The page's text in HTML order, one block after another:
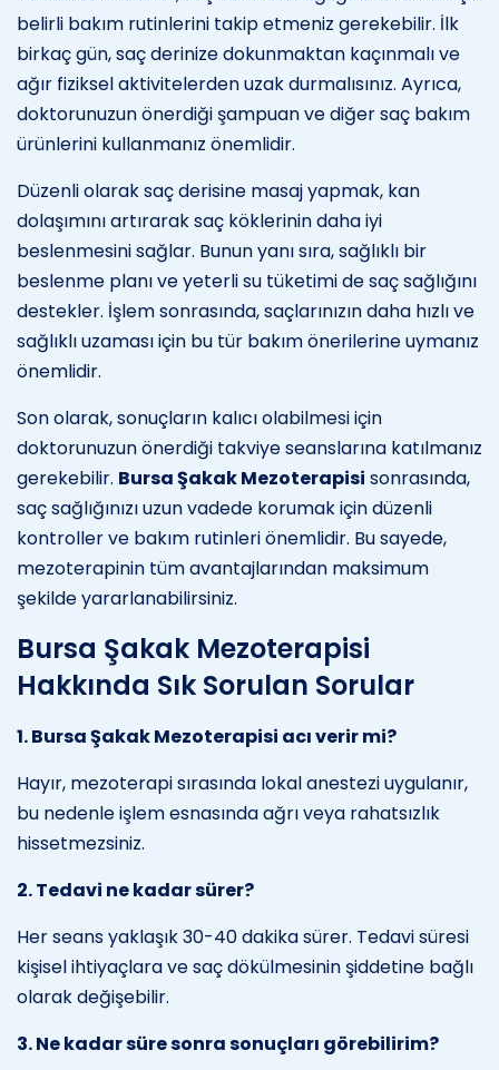
belirli bakım rutinlerini takip etmeniz gerekebilir. İlk
birkaç gün, saç derinize dokunmaktan kaçınmalı ve
ağır fiziksel aktivitelerden uzak durmalısınız. Ayrıca,
doktorunuzun önerdiği şampuan ve diğer saç bakım
ürünlerini kullanmanız önemlidir.
Düzenli olarak saç derisine masaj yapmak, kan
dolaşımını artırarak saç köklerinin daha iyi
beslenmesini sağlar. Bunun yanı sıra, sağlıklı bir
beslenme planı ve yeterli su tüketimi de saç sağlığını
destekler. İşlem sonrasında, saçlarınızın daha hızlı ve
sağlıklı uzaması için bu tür bakım önerilerine uymanız
önemlidir.
Son olarak, sonuçların kalıcı olabilmesi için
doktorunuzun önerdiği takviye seanslarına katılmanız
gerekebilir. Bursa Şakak Mezoterapisi sonrasında,
saç sağlığınızı uzun vadede korumak için düzenli
kontroller ve bakım rutinleri önemlidir. Bu sayede,
mezoterapinin tüm avantajlarından maksimum
şekilde yararlanabilirsiniz.
Bursa Şakak Mezoterapisi
Hakkında Sık Sorulan Sorular
1. Bursa Şakak Mezoterapisi acı verir mi?
Hayır, mezoterapi sırasında lokal anestezi uygulanır,
bu nedenle işlem esnasında ağrı veya rahatsızlık
hissetmezsiniz.
2. Tedavi ne kadar sürer?
Her seans yaklaşık 30-40 dakika sürer. Tedavi süresi
kişisel ihtiyaçlara ve saç dökülmesinin şiddetine bağlı
olarak değişebilir.
3. Ne kadar süre sonra sonuçları görebilirim?